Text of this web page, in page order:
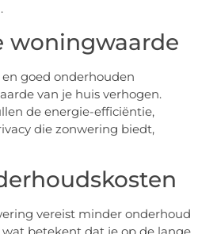
woningwaarde
goed onderhouden
van je huis verhogen.
de energie-efficiëntie,
die zonwering biedt,
vereist minder onderhoud